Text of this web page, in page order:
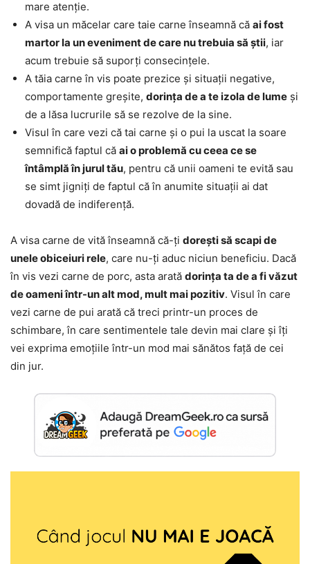
mare atenție.
A visa un măcelar care taie carne înseamnă că ai fost
martor la un eveniment de care nu trebuia să știi, iar
acum trebuie să suporți consecințele.
A tăia carne în vis poate prezice și situații negative,
comportamente greșite, dorința de a te izola de lume și
de a lăsa lucrurile să se rezolve de la sine.
Visul în care vezi că tai carne și o pui la uscat la soare
semnifică faptul că ai o problemă cu ceea ce se
întâmplă în jurul tău, pentru că unii oameni te evită sau
se simt jigniți de faptul că în anumite situații ai dat
dovadă de indiferență.
A visa carne de vită înseamnă că-ți dorești să scapi de
unele obiceiuri rele, care nu-ți aduc niciun beneficiu. Dacă
în vis vezi carne de porc, asta arată dorința ta de a fi văzut
de oameni într-un alt mod, mult mai pozitiv. Visul în care
vezi carne de pui arată că treci printr-un proces de
schimbare, în care sentimentele tale devin mai clare și îți
vei exprima emoțiile într-un mod mai sănătos față de cei
din jur.